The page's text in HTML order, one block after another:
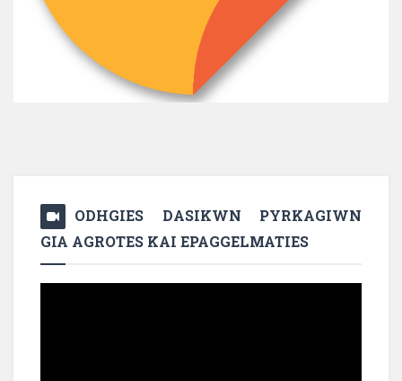
ODHGIES DASIKWN PYRKAGIWN
GIA AGROTES KAI EPAGGELMATIES